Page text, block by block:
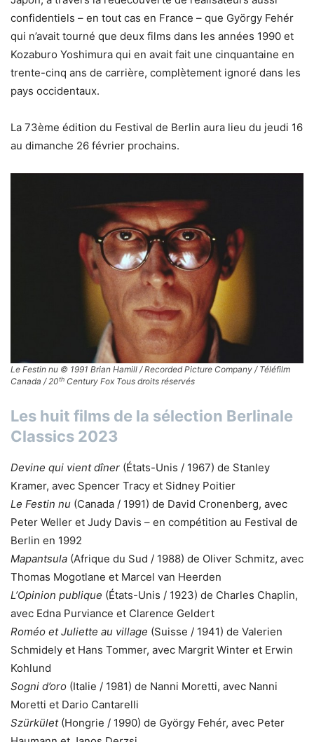
confidentiels – en tout cas en France – que György Fehér
qui n’avait tourné que deux films dans les années 1990 et
Kozaburo Yoshimura qui en avait fait une cinquantaine en
trente-cinq ans de carrière, complètement ignoré dans les
pays occidentaux.
La 73ème édition du Festival de Berlin aura lieu du jeudi 16
au dimanche 26 février prochains.
Le Festin nu © 1991 Brian Hamill / Recorded Picture Company / Téléfilm
Canada / 20th Century Fox Tous droits réservés
Les huit films de la sélection Berlinale
Classics 2023
Devine qui vient dîner (États-Unis / 1967) de Stanley
Kramer, avec Spencer Tracy et Sidney Poitier
Le Festin nu (Canada / 1991) de David Cronenberg, avec
Peter Weller et Judy Davis – en compétition au Festival de
Berlin en 1992
Mapantsula (Afrique du Sud / 1988) de Oliver Schmitz, avec
Thomas Mogotlane et Marcel van Heerden
L’Opinion publique (États-Unis / 1923) de Charles Chaplin,
avec Edna Purviance et Clarence Geldert
Roméo et Juliette au village (Suisse / 1941) de Valerien
Schmidely et Hans Tommer, avec Margrit Winter et Erwin
Kohlund
Sogni d’oro (Italie / 1981) de Nanni Moretti, avec Nanni
Moretti et Dario Cantarelli
Szürkület(Hongrie / 1990) de György Fehér, avec Peter